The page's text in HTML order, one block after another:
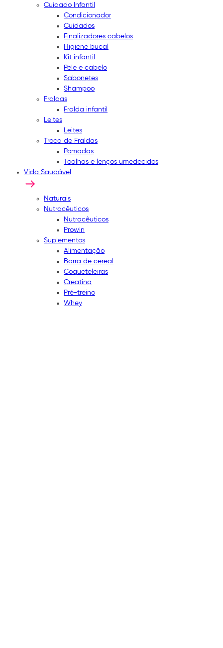
Cuidado Infantil
Condicionador
Cuidados
Finalizadores cabelos
Higiene bucal
Kit infantil
Pele e cabelo
Sabonetes
Shampoo
Fraldas
Fralda infantil
Leites
Leites
Troca de Fraldas
Pomadas
Toalhas e lenços umedecidos
Vida Saudável
Naturais
Nutracêuticos
Nutracêuticos
Prowin
Suplementos
Alimentação
Barra de cereal
Coqueteleiras
Creatina
Pré-treino
Whey